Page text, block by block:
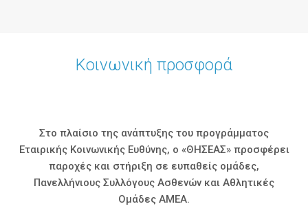
Κοινωνική προσφορά
Στο πλαίσιο της ανάπτυξης του προγράμματος
Εταιρικής Κοινωνικής Ευθύνης, ο «ΘΗΣΕΑΣ» προσφέρει
παροχές και στήριξη σε ευπαθείς ομάδες,
Πανελλήνιους Συλλόγους Ασθενών και Αθλητικές
Ομάδες ΑΜΕΑ.